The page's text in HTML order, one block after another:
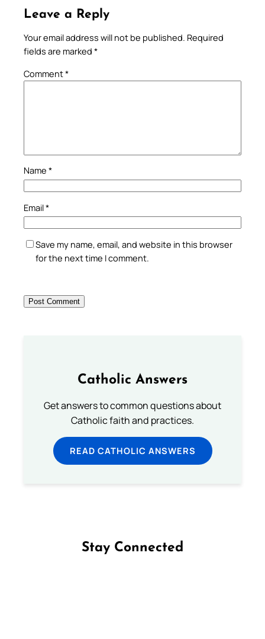
Leave a Reply
Your email address will not be published. Required
fields are marked *
Comment*
Name *
Email*
Save my name, email, and website in this browser
for the next time I comment.
Catholic Answers
Get answers to common questions about
Catholic faith and practices.
READ CATHOLIC ANSWERS
Stay Connected